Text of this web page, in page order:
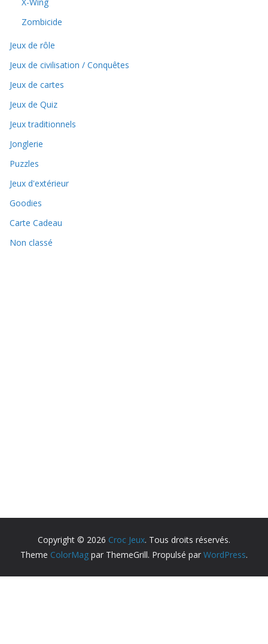
Zombicide
Jeux de rôle
Jeux de civilisation / Conquêtes
Jeux de cartes
Jeux de Quiz
Jeux traditionnels
Jonglerie
Puzzles
Jeux d'extérieur
Goodies
Carte Cadeau
Non classé
Copyright © 2026 Croc Jeux. Tous droits réservés.
Theme ColorMag par ThemeGrill. Propulsé par WordPress.